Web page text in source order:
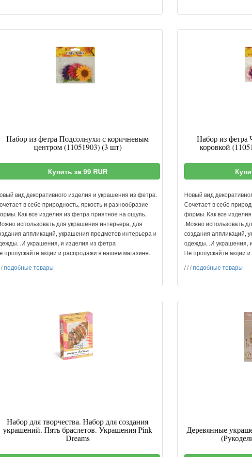
Набор из фетра Подсолнухи с коричневым
центром (11051903) (3 шт)
Купить за 99 RUR
вид декоративного изделия и украшения из фетра.
в себе природность, яркость и разнообразие
Как все изделия из фетра приятное на ощупь.
использовать для украшения интерьера, для
аппликаций, украшения предметов интерьера и
.И украшения, и изделия из фетра
пропускайте акции и распродажи в нашем магазине.
/подобные товары
Набор из фетра
коровкой
Новый вид
Сочетает в себе
формы. Как все
.Можно использовать
создания аппликаций,
одежды. .И украшения,
Не пропускайте акции
///подобные товары
Набор для творчества. Набор для создания
украшений. Пять браслетов. Украшения Pink
Dreams
Деревянные